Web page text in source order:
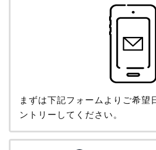
まずは下記フォームよりご希望
ントリーしてください。